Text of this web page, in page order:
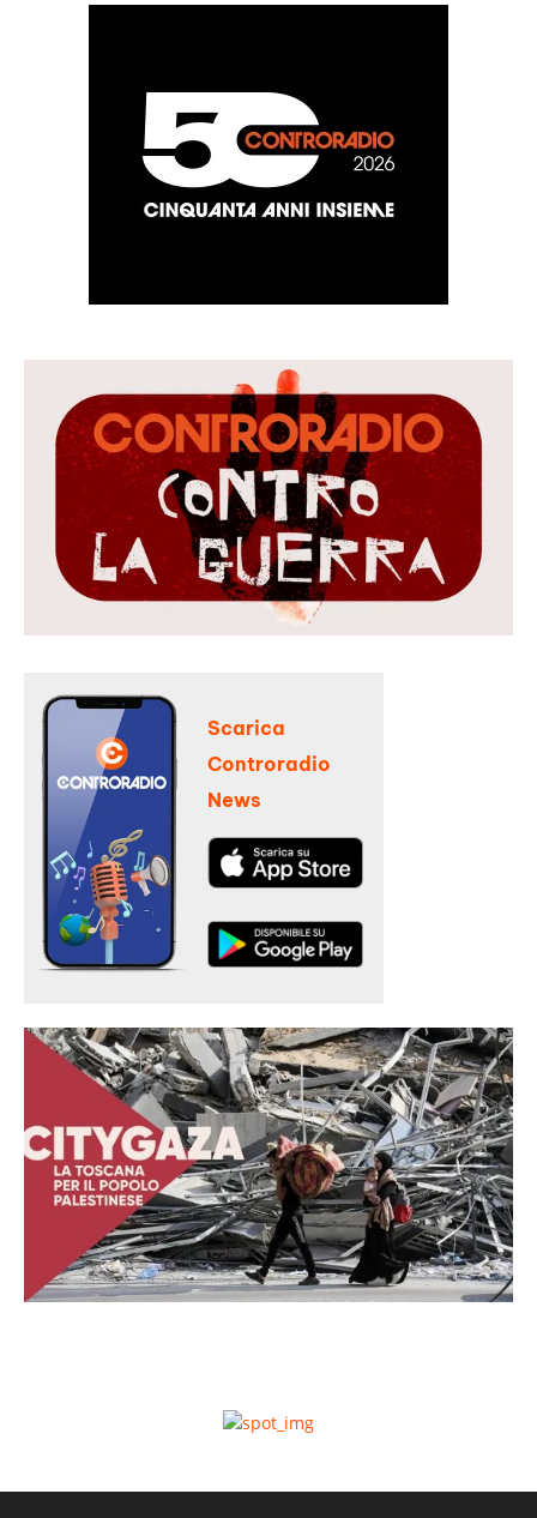
Scarica
Controradio
News